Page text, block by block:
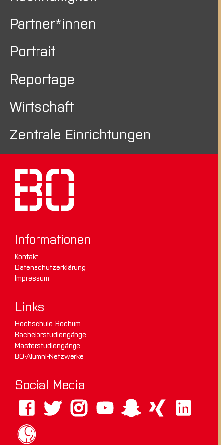
Partner*innen
Portrait
Reportage
Wirtschaft
Zentrale Einrichtungen
Informationen
Kontakt
Datenschutzerklärung
Impressum
Links
Hochschule Bochum
Bachelorstudiengänge
Masterstudiengänge
BO-Alumni-Netzwerke
Social Media